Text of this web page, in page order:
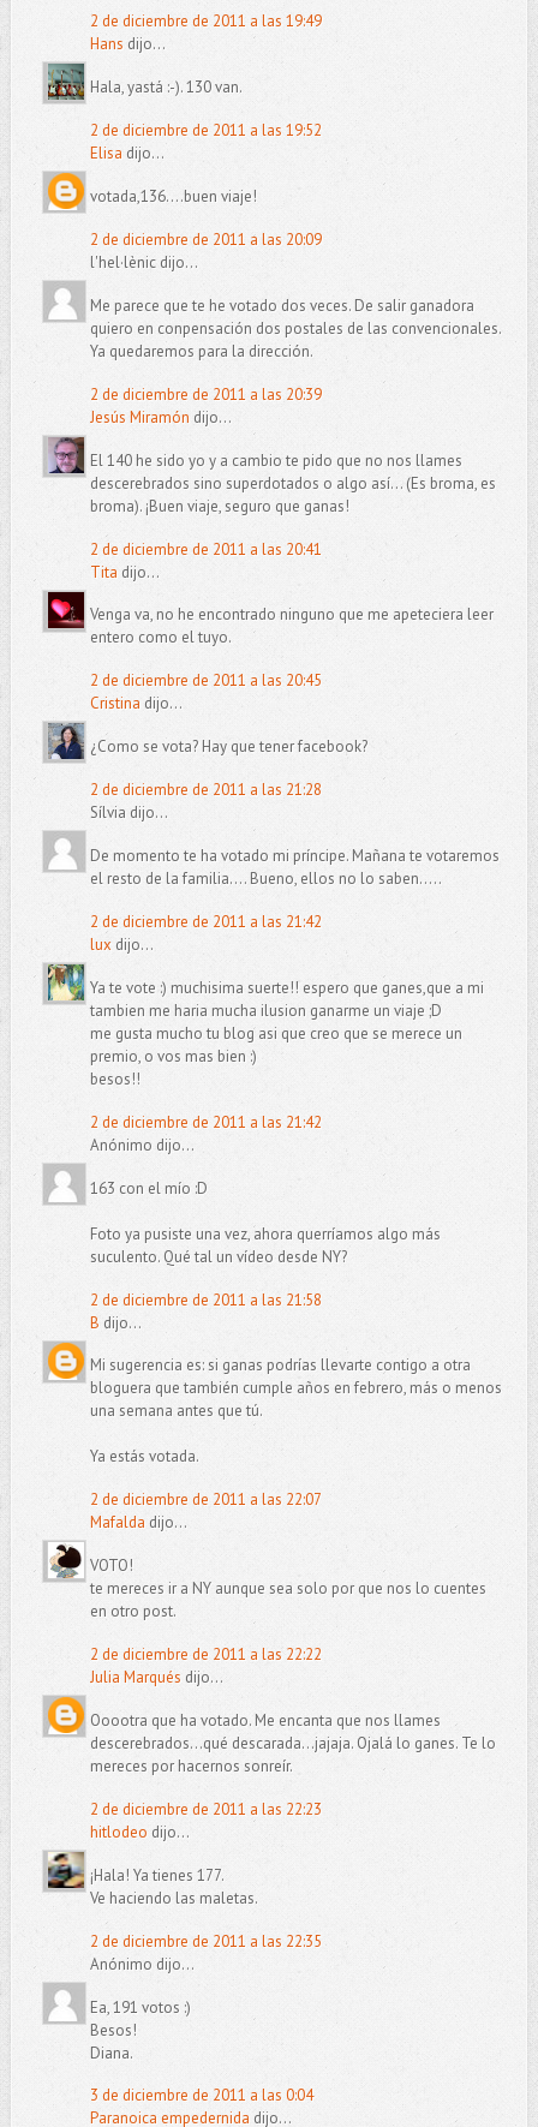
2 de diciembre de 2011 a las 19:49
Hans dijo...
Hala, yastá :-). 130 van.
2 de diciembre de 2011 a las 19:52
Elisa dijo...
votada,136....buen viaje!
2 de diciembre de 2011 a las 20:09
l'hel·lènic dijo...
Me parece que te he votado dos veces. De salir ganadora
quiero en conpensación dos postales de las convencionales.
Ya quedaremos para la dirección.
2 de diciembre de 2011 a las 20:39
Jesús Miramón dijo...
El 140 he sido yo y a cambio te pido que no nos llames
descerebrados sino superdotados o algo así... (Es broma, es
broma). ¡Buen viaje, seguro que ganas!
2 de diciembre de 2011 a las 20:41
Tita dijo...
Venga va, no he encontrado ninguno que me apeteciera leer
entero como el tuyo.
2 de diciembre de 2011 a las 20:45
Cristina dijo...
¿Como se vota? Hay que tener facebook?
2 de diciembre de 2011 a las 21:28
Sílvia dijo...
De momento te ha votado mi príncipe. Mañana te votaremos
el resto de la familia.... Bueno, ellos no lo saben.....
2 de diciembre de 2011 a las 21:42
luxdijo...
Ya te vote :) muchisima suerte!! espero que ganes,que a mi
tambien me haria mucha ilusion ganarme un viaje ;D
me gusta mucho tu blog asi que creo que se merece un
premio, o vos mas bien :)
besos!!
2 de diciembre de 2011 a las 21:42
Anónimo dijo...
163 con el mío :D
Foto ya pusiste una vez, ahora querríamos algo más
suculento. Qué tal un vídeo desde NY?
2 de diciembre de 2011 a las 21:58
B dijo...
Mi sugerencia es: si ganas podrías llevarte contigo a otra
bloguera que también cumple años en febrero, más o menos
una semana antes que tú.
Ya estás votada.
2 de diciembre de 2011 a las 22:07
Mafalda dijo...
VOTO!
te mereces ir a NY aunque sea solo por que nos lo cuentes
en otro post.
2 de diciembre de 2011 a las 22:22
Julia Marqués dijo...
Ooootra que ha votado. Me encanta que nos llames
descerebrados...qué descarada...jajaja. Ojalá lo ganes. Te lo
mereces por hacernos sonreír.
2 de diciembre de 2011 a las 22:23
hitlodeo dijo...
¡Hala! Ya tienes 177.
Ve haciendo las maletas.
2 de diciembre de 2011 a las 22:35
Anónimo dijo...
Ea, 191 votos :)
Besos!
Diana.
3 de diciembre de 2011 a las 0:04
Paranoica empedernida dijo...